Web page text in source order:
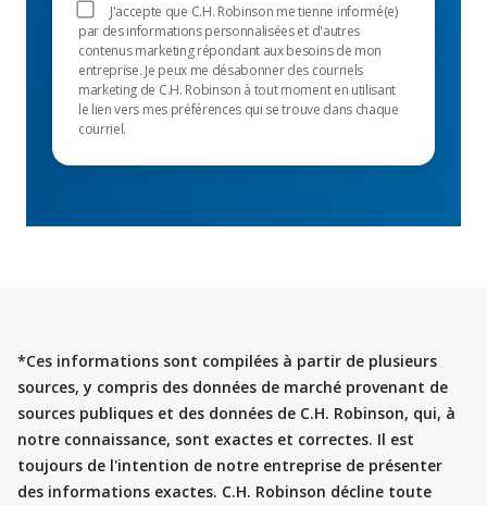
J'accepte que C.H. Robinson me tienne informé(e)
par des informations personnalisées et d'autres
contenus marketing répondant aux besoins de mon
entreprise. Je peux me désabonner des courriels
marketing de C.H. Robinson à tout moment en utilisant
le lien vers mes préférences qui se trouve dans chaque
courriel.
*Ces informations sont compilées à partir de plusieurs
sources, y compris des données de marché provenant de
sources publiques et des données de C.H. Robinson, qui, à
notre connaissance, sont exactes et correctes. Il est
toujours de l'intention de notre entreprise de présenter
des informations exactes. C.H. Robinson décline toute